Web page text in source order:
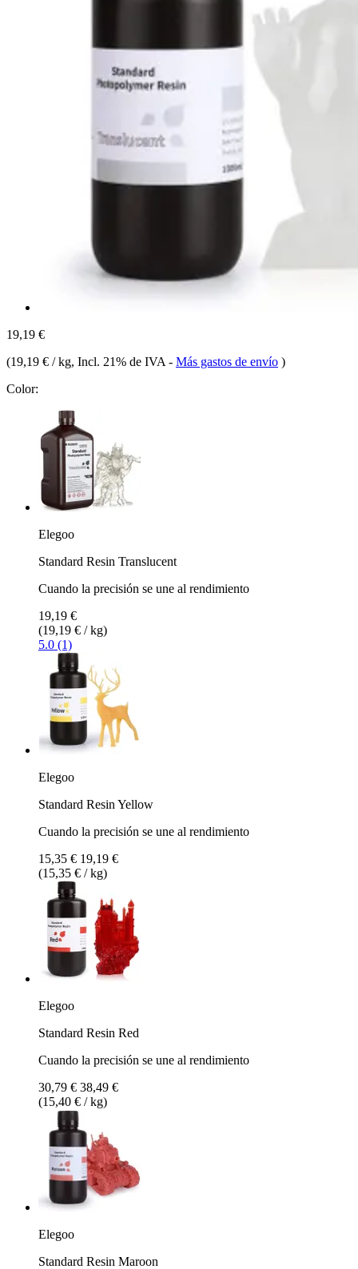
19,19 €
(19,19 € / kg, Incl. 21% de IVA - Más gastos de envío )
Color:
Elegoo
Standard Resin Translucent
Cuando la precisión se une al rendimiento
19,19 €
(19,19 € / kg)
5.0 (1)
Elegoo
Standard Resin Yellow
Cuando la precisión se une al rendimiento
15,35 € 19,19 €
(15,35 € / kg)
Elegoo
Standard Resin Red
Cuando la precisión se une al rendimiento
30,79 € 38,49 €
(15,40 € / kg)
Elegoo
Standard Resin Maroon